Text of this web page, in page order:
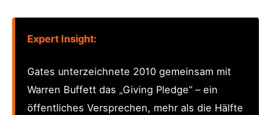
Expert Insight:
Gates unterzeichnete 2010 gemeinsam mit
Warren Buffett das „Giving Pledge“ – ein
öffentliches Versprechen, mehr als die Hälfte